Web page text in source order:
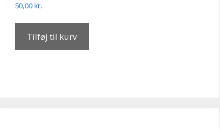
50,00 kr.
Tilføj til kurv